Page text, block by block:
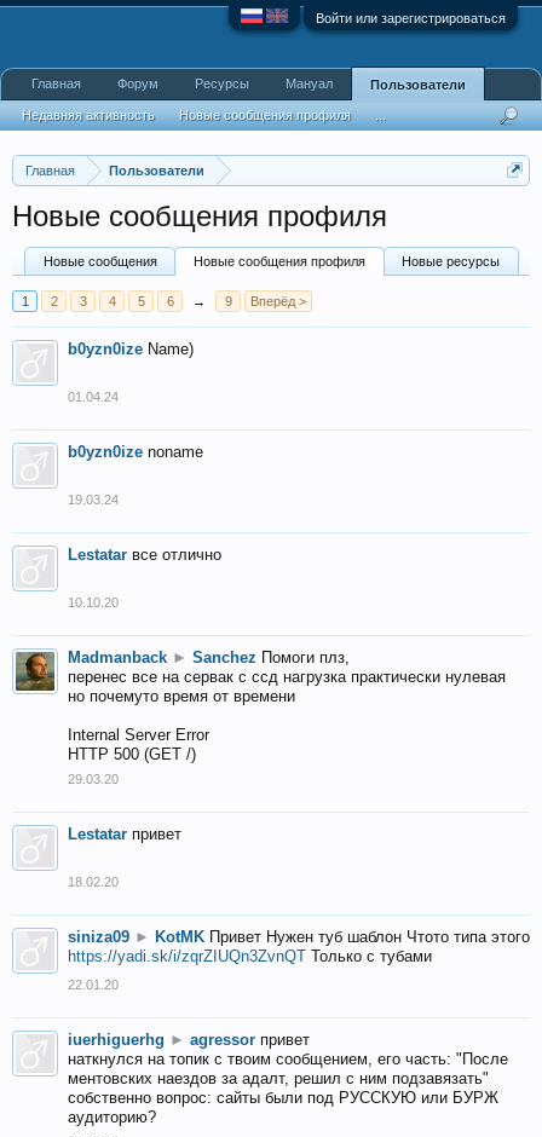
Войти или зарегистрироваться
Главная Пользователи
Новые сообщения профиля
Новые сообщения Новые сообщения профиля Новые ресурсы
1 2 3 4 5 6 → 9 Вперёд >
b0yzn0ize Name)
01.04.24
b0yzn0ize noname
19.03.24
Lestatar все отлично
10.10.20
Madmanback ► Sanchez Помоги плз,
перенес все на сервак с ссд нагрузка практически нулевая
но почемуто время от времени
Internal Server Error
HTTP 500 (GET /)
29.03.20
Lestatar привет
18.02.20
siniza09 ► KotMK Привет Нужен туб шаблон Чтото типа этого
https://yadi.sk/i/zqrZIUQn3ZvnQT Только с тубами
22.01.20
iuerhiguerhg ► agressor привет
наткнулся на топик с твоим сообщением, его часть: "После
ментовских наездов за адалт, решил с ним подзавязать"
собственно вопрос: сайты были под РУССКУЮ или БУРЖ
аудиторию?
Главная Форум Ресурсы Мануал Пользователи
Недавняя активность Новые сообщения профиля